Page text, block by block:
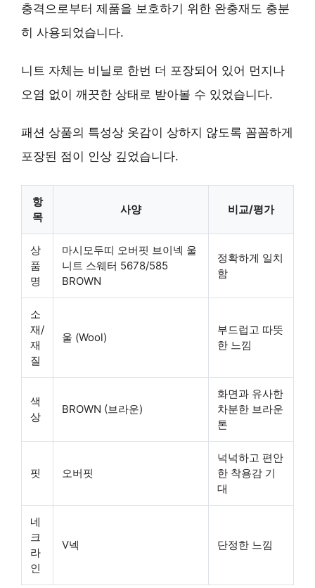
충격으로부터 제품을 보호하기 위한 완충재도 충분
히 사용되었습니다.
니트 자체는 비닐로 한번 더 포장되어 있어 먼지나
오염 없이 깨끗한 상태로 받아볼 수 있었습니다.
패션 상품의 특성상 옷감이 상하지 않도록 꼼꼼하게
포장된 점이 인상 깊었습니다.
항
목
사양 비교/평가
상
품
명
마시모두띠 오버핏 브이넥 울
니트 스웨터 5678/585
BROWN
정확하게 일치
함
소
재/
재
질
울 (Wool)
부드럽고 따뜻
한 느낌
색
상
BROWN (브라운)
화면과 유사한
차분한 브라운
톤
핏 오버핏
넉넉하고 편안
한 착용감 기
대
네
크
라
인
V넥 단정한 느낌